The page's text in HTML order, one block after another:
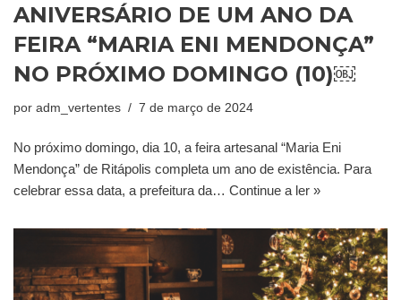
ANIVERSÁRIO DE UM ANO DA
FEIRA “MARIA ENI MENDONÇA”
NO PRÓXIMO DOMINGO (10)￼
por adm_vertentes 7 de março de 2024
No próximo domingo, dia 10, a feira artesanal “Maria Eni
Mendonça” de Ritápolis completa um ano de existência. Para
celebrar essa data, a prefeitura da… Continue a ler »